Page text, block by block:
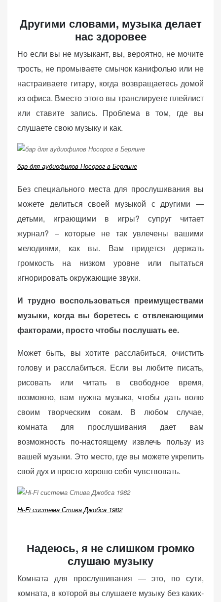
Другими словами, музыка делает
нас здоровее
Но если вы не музыкант, вы, вероятно, не мочите
трость, не промываете смычок канифолью или не
настраиваете гитару, когда возвращаетесь домой
из офиса. Вместо этого вы транслируете плейлист
или ставите запись. Проблема в том, где вы
слушаете свою музыку и как.
бар для аудиофилов Носорог в Берлине
Без специального места для прослушивания вы
можете делиться своей музыкой с другими —
детьми, играющими в игры? супруг читает
журнал? – которые не так увлечены вашими
мелодиями, как вы. Вам придется держать
громкость на низком уровне или пытаться
игнорировать окружающие звуки.
И трудно воспользоваться преимуществами
музыки, когда вы боретесь с отвлекающими
факторами, просто чтобы послушать ее.
Может быть, вы хотите расслабиться, очистить
голову и расслабиться. Если вы любите писать,
рисовать или читать в свободное время,
возможно, вам нужна музыка, чтобы дать волю
своим творческим сокам. В любом случае,
комната для прослушивания дает вам
возможность по-настоящему извлечь пользу из
вашей музыки. Это место, где вы можете укрепить
свой дух и просто хорошо себя чувствовать.
Hi-Fi система Стива Джобса 1982
Надеюсь, я не слишком громко
слушаю музыку
Комната для прослушивания — это, по сути,
комната, в которой вы слушаете музыку без каких-